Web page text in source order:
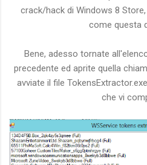
crack/hack di Windows 8
come questa
Bene, adesso tornate
precedente ed aprite quella
avviate il file
che vi